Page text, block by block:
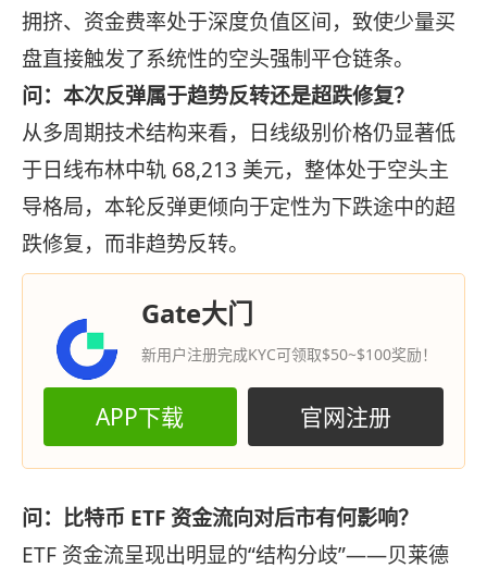
拥挤、资金费率处于深度负值区间，致使少量买
盘直接触发了系统性的空头强制平仓链条。
问：本次反弹属于趋势反转还是超跌修复？
从多周期技术结构来看，日线级别价格仍显著低
于日线布林中轨 68,213 美元，整体处于空头主
导格局，本轮反弹更倾向于定性为下跌途中的超
跌修复，而非趋势反转。
Gate大门
新用户注册完成KYC可领取$50~$100奖励！
APP下载 官网注册
问：比特币 ETF 资金流向对后市有何影响？
ETF 资金流呈现出明显的“结构分歧”——贝莱德